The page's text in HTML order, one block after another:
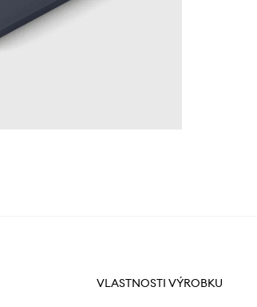
VLASTNOSTI VÝROBKU